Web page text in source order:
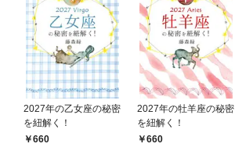
2027年の乙女座の秘密
を紐解く！
660
2027年の牡羊座の秘密
を紐解く！
660